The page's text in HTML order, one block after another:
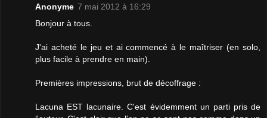
Anonyme 7 mai 2012 à 16:29
Bonjour à tous.
J'ai acheté le jeu et ai commencé à le maîtriser (en solo,
plus facile à prendre en main).
Premières impressions, brut de décoffrage :
Lacuna EST lacunaire. C'est évidemment un parti pris de